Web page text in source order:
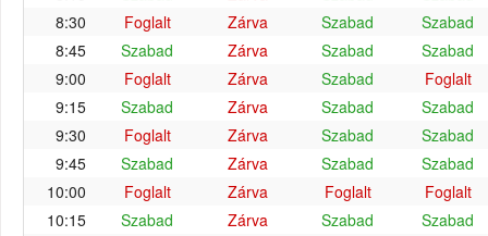
8:30
Foglalt Zárva Szabad
Szabad
8:45
Szabad Zárva Szabad
Szabad
9:00
Foglalt Zárva Szabad
Foglalt
9:15
Szabad Zárva Szabad
Szabad
9:30
Foglalt Zárva Szabad
Szabad
9:45
Szabad Zárva Szabad
Szabad
10:00
Foglalt Zárva Foglalt
Foglalt
10:15
Szabad Zárva Szabad
Szabad